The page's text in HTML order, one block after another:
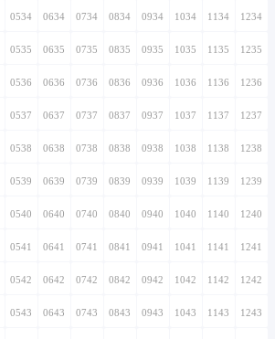
0534 0634 0734 0834 0934 1034 1134 1234
0535 0635 0735 0835 0935 1035 1135 1235
0536 0636 0736 0836 0936 1036 1136 1236
0537 0637 0737 0837 0937 1037 1137 1237
0538 0638 0738 0838 0938 1038 1138 1238
0539 0639 0739 0839 0939 1039 1139 1239
0540 0640 0740 0840 0940 1040 1140 1240
0541 0641 0741 0841 0941 1041 1141 1241
0542 0642 0742 0842 0942 1042 1142 1242
0543 0643 0743 0843 0943 1043 1143 1243